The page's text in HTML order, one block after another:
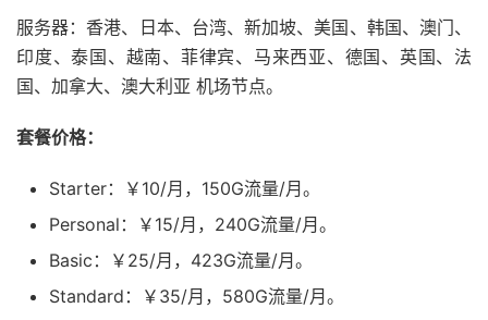
服务器：香港、日本、台湾、新加坡、美国、韩国、澳门、
印度、泰国、越南、菲律宾、马来西亚、德国、英国、法
国、加拿大、澳大利亚 机场节点。
套餐价格：
Starter：￥10/月，150G流量/月。
Personal：￥15/月，240G流量/月。
Basic：￥25/月，423G流量/月。
Standard：￥35/月，580G流量/月。